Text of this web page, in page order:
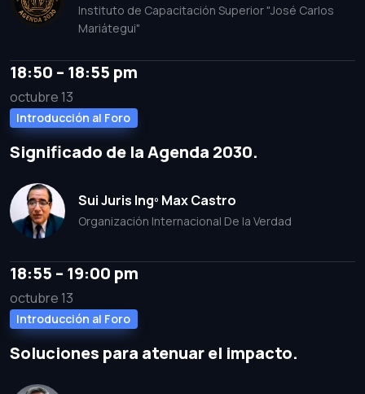
Instituto de Capacitación Superior "José Carlos
Mariátegui"
18:50 – 18:55 pm
octubre 13
Introducción al Foro
Significado de la Agenda 2030.
Sui Juris Ingº Max Castro
Organización Internacional De la Verdad
18:55 – 19:00 pm
octubre 13
Introducción al Foro
Soluciones para atenuar el impacto.